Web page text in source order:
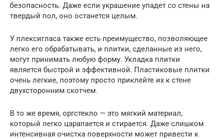
безопасность. Даже если украшение упадет со стены на
твердый пол, оно останется целым.
У плексигласа также есть преимущество, позволяющее
легко его обрабатывать, и плитки, сделанные из него,
могут принимать любую форму. Укладка плитки
является быстрой и эффективной. Пластиковые плитки
очень легкие, поэтому просто приклейте их к стене
двухсторонним скотчем.
В то же время, оргстекло — это мягкий материал,
который легко царапается и стирается. Даже слишком
интенсивная очистка поверхности может привести к